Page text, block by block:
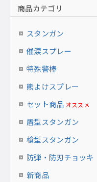
商品カテゴリ
スタンガン
催涙スプレー
特殊警棒
熊よけスプレー
セット商品 オススメ
盾型スタンガン
槍型スタンガン
防弾・防刃チョッキ
新商品